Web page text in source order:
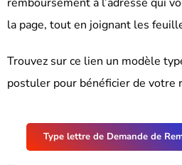
la page, tout en joignant les
Trouvez sur ce lien un modèle
postuler pour bénéficier de votre
Type lettre de Demande de